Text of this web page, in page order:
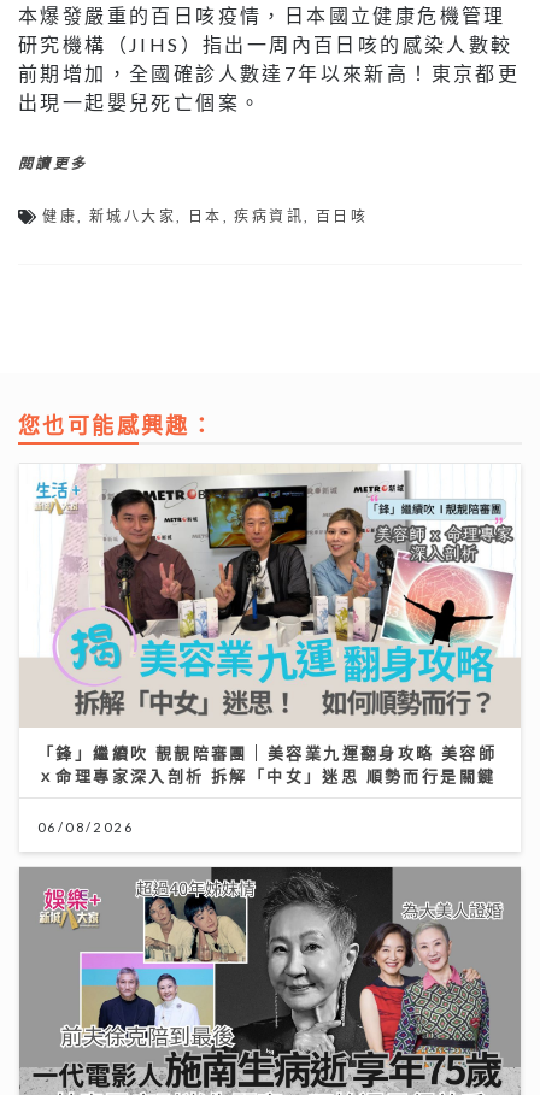
本爆發嚴重的百日咳疫情，日本國立健康危機管理
研究機構（JIHS）指出一周內百日咳的感染人數較
前期增加，全國確診人數達7年以來新高！東京都更
出現一起嬰兒死亡個案。
閱讀更多
健康,新城八大家, 日本 ,疾病資訊, 百日咳
您也可能感興趣：
「鋒」繼續吹 靚靚陪審團 | 美容業九運翻身攻略 美容師
ｘ命理專家深入剖析 拆解「中女」迷思 順勢而行是關鍵
06/08/2026